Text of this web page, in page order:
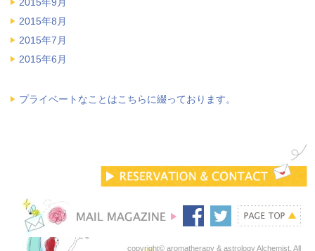
2015年9月
2015年8月
2015年7月
2015年6月
プライベートなことはこちらに綴っております。
copyright© aromatherapy & astrology Alchemist. All